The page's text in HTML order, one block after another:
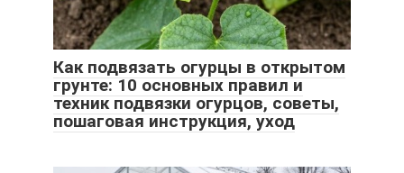
Как подвязать огурцы в открытом
грунте: 10 основных правил и
техник подвязки огурцов, советы,
пошаговая инструкция, уход